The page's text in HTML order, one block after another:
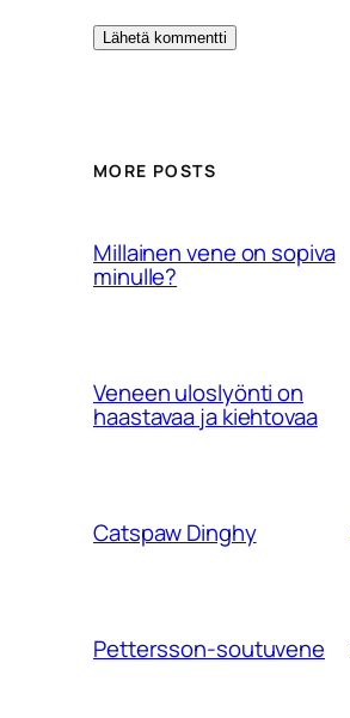
MORE POSTS
Millainen vene on sopiva
minulle?
Veneen uloslyönti on
haastavaa ja kiehtovaa
Catspaw Dinghy
Pettersson-soutuvene